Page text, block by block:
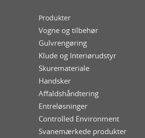
Produkter
Vogne og tilbehør
Gulvrengøring
Klude og Interiørudstyr
Skuremateriale
Handsker
Affaldshåndtering
Entreløsninger
Controlled Environment
Svanemærkede produkter